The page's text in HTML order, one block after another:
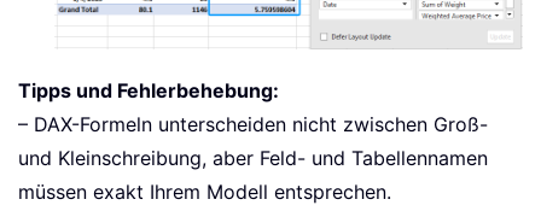
Tipps und Fehlerbehebung:
– DAX-Formeln unterscheiden nicht zwischen Groß-
und Kleinschreibung, aber Feld- und Tabellennamen
müssen exakt Ihrem Modell entsprechen.